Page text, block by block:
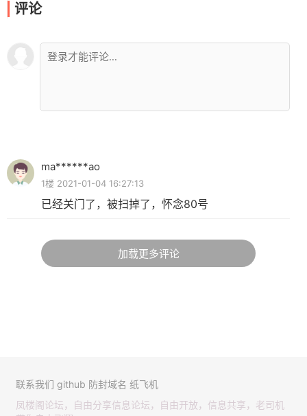
评论
ma******ao
1楼 2021-01-04 16:27:13
已经关门了，被扫掉了，怀念80号
加载更多评论
联系我们 github 防封域名 纸飞机
凤楼阁论坛，自由分享信息论坛，自由开放，信息共享，老司机